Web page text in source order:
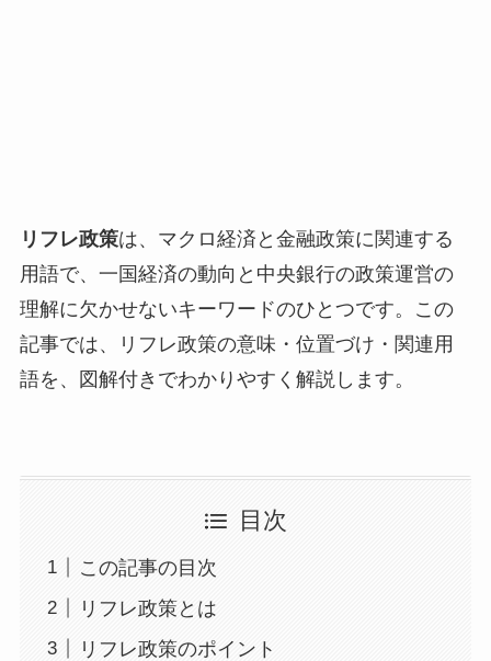
リフレ政策は、マクロ経済と金融政策に関連する
用語で、一国経済の動向と中央銀行の政策運営の
理解に欠かせないキーワードのひとつです。この
記事では、リフレ政策の意味・位置づけ・関連用
語を、図解付きでわかりやすく解説します。
目次
この記事の目次
リフレ政策とは
リフレ政策のポイント